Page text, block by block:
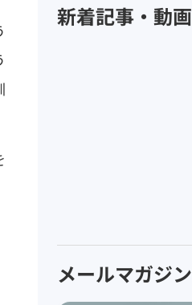
新着記事・動画
メールマガジン